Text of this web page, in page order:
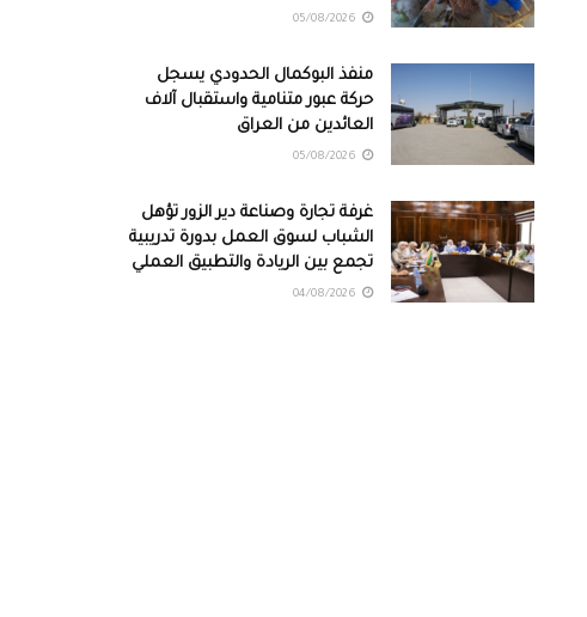
منفذ البوكمال الحدودي يسجل
حركة عبور متنامية واستقبال آلاف
العائدين من العراق
غرفة تجارة وصناعة دير الزور تؤهل
الشباب لسوق العمل بدورة تدريبية
تجمع بين الريادة والتطبيق العملي